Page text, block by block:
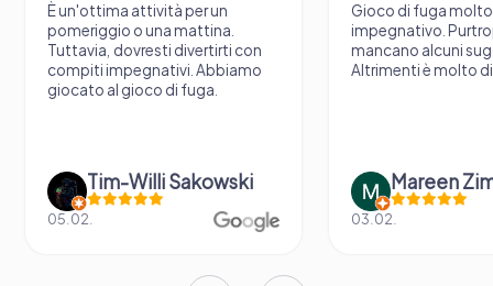
È un'ottima attività per un
pomeriggio o una mattina.
Tuttavia, dovresti divertirti con
compiti impegnativi. Abbiamo
giocato al gioco di fuga.
Tim-Willi Sakowski
05.02.
Gioco di fuga molto
impegnativo.
mancano alcuni
Altrimenti è molto
Mareen
03.02.